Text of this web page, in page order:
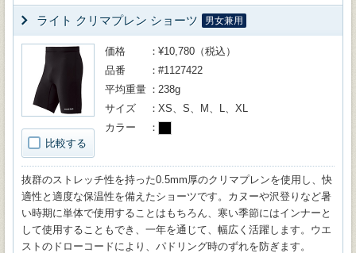
ライト クリマプレン ショーツ 男女兼用
比較する
価格
¥10,780（税込）
品番
#1127422
平均重量
238g
サイズ
XS、S、M、L、XL
カラー
抜群のストレッチ性を持った0.5mm厚のクリマプレンを使用し、快
適性と適度な保温性を備えたショーツです。カヌーや沢登りなど暑
い時期に単体で使用することはもちろん、寒い季節にはインナーと
して使用することもでき、一年を通じて、幅広く活躍します。ウエ
ストのドローコードにより、パドリング時のずれを防ぎます。